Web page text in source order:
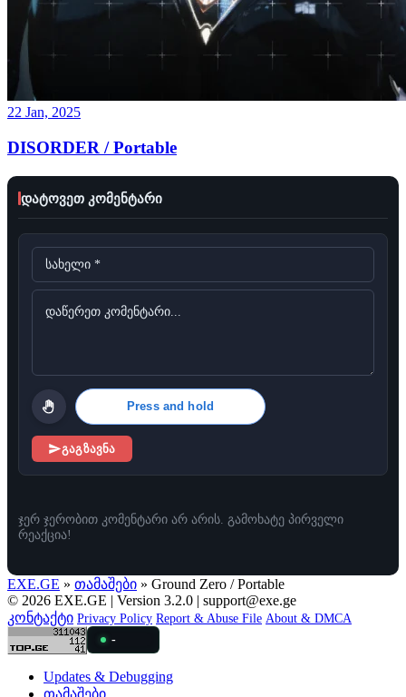
22 Jan, 2025
DISORDER / Portable
დატოვეთ კომენტარი
Press and hold
გაგზავნა
ჯერ ჯერობით კომენტარი არ არის. გამოხატე პირველი
რეაქცია!
EXE.GE » თამაშები » Ground Zero / Portable
© 2026 EXE.GE | Version 3.2.0 | support@exe.ge
კონტაქტი Privacy Policy Report & Abuse File About & DMCA
-
Updates & Debugging
თამაშები